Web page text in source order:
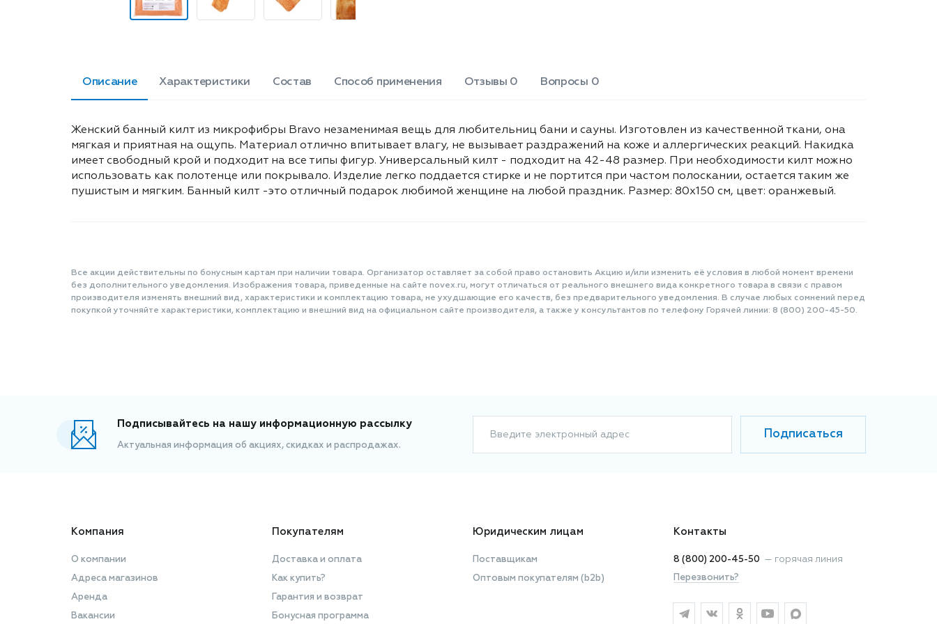
Размер: 80х150 см, цвет: оранжевый.
Описание Характеристики Состав Способ применения Отзывы 0 Вопросы 0
Женский банный килт из микрофибры Bravo незаменимая вещь для любительниц бани и сауны. Изготовлен из качественной ткани, она
мягкая и приятная на ощупь. Материал отлично впитывает влагу, не вызывает раздражений на коже и аллергических реакций. Накидка
имеет свободный крой и подходит на все типы фигур. Универсальный килт - подходит на 42-48 размер. При необходимости килт можно
использовать как полотенце или покрывало. Изделие легко поддается стирке и не портится при частом полоскании, остается таким же
пушистым и мягким. Банный килт -это отличный подарок любимой женщине на любой праздник. Размер: 80х150 см, цвет: оранжевый.
Все акции действительны по бонусным картам при наличии товара. Организатор оставляет за собой право остановить Акцию и/или изменить её условия в любой момент времени
без дополнительного уведомления. Изображения товара, приведенные на сайте novex.ru, могут отличаться от реального внешнего вида конкретного товара в связи с правом
производителя изменять внешний вид, характеристики и комплектацию товара, не ухудшающие его качеств, без предварительного уведомления. В случае любых сомнений перед
покупкой уточняйте характеристики, комплектацию и внешний вид на официальном сайте производителя, а также у консультантов по телефону Горячей линии: 8 (800) 200-45-50.
Подписывайтесь на нашу информационную рассылку
Актуальная информация об акциях, скидках и распродажах.
Введите электронный адрес Подписаться
Компания
О компании
Адреса магазинов
Аренда
Вакансии
Покупателям
Доставка и оплата
Как купить?
Гарантия и возврат
Бонусная программа
Юридическим лицам
Поставщикам
Оптовым покупателям (b2b)
Контакты
8 (800) 200-45-50 — горячая линия
Перезвонить?